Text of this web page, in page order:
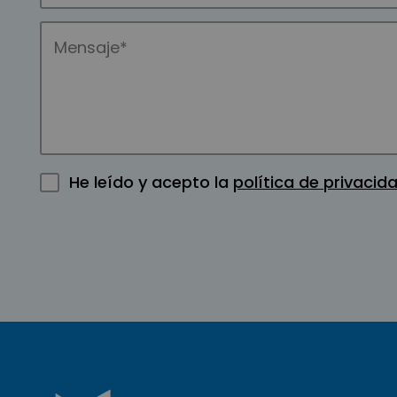
He leído y acepto la política de